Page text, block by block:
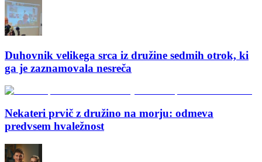
Duhovnik velikega srca iz družine sedmih otrok, ki
ga je zaznamovala nesreča
Nekateri prvič z družino na morju: odmeva
predvsem hvaležnost